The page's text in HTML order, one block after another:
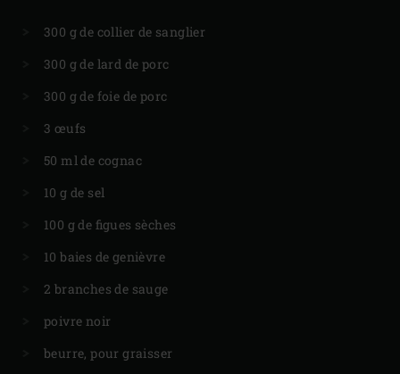
300 g de collier de sanglier
300 g de lard de porc
300 g de foie de porc
3 œufs
50 ml de cognac
10 g de sel
100 g de figues sèches
10 baies de genièvre
2 branches de sauge
poivre noir
beurre, pour graisser